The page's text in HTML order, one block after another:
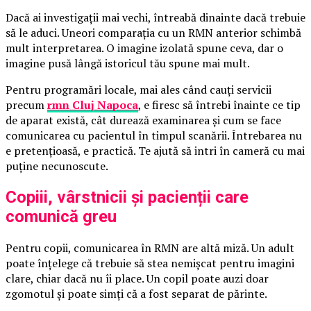
Dacă ai investigații mai vechi, întreabă dinainte dacă trebuie
să le aduci. Uneori comparația cu un RMN anterior schimbă
mult interpretarea. O imagine izolată spune ceva, dar o
imagine pusă lângă istoricul tău spune mai mult.
Pentru programări locale, mai ales când cauți servicii
precumrmn Cluj Napoca, e firesc să întrebi înainte ce tip
de aparat există, cât durează examinarea și cum se face
comunicarea cu pacientul în timpul scanării. Întrebarea nu
e pretențioasă, e practică. Te ajută să intri în cameră cu mai
puține necunoscute.
Copiii, vârstnicii și pacienții care
comunică greu
Pentru copii, comunicarea în RMN are altă miză. Un adult
poate înțelege că trebuie să stea nemișcat pentru imagini
clare, chiar dacă nu îi place. Un copil poate auzi doar
zgomotul și poate simți că a fost separat de părinte.